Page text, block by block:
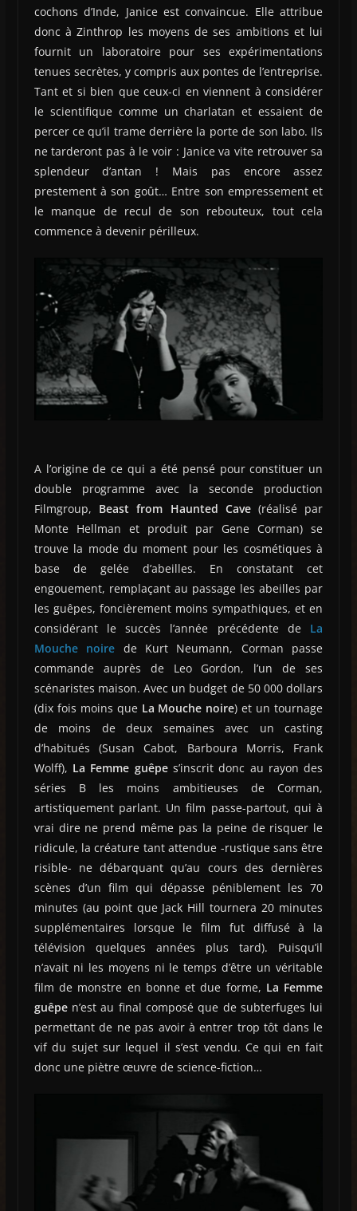
cochons d’Inde, Janice est convaincue. Elle attribue
donc à Zinthrop les moyens de ses ambitions et lui
fournit un laboratoire pour ses expérimentations
tenues secrètes, y compris aux pontes de l’entreprise.
Tant et si bien que ceux-ci en viennent à considérer
le scientifique comme un charlatan et essaient de
percer ce qu’il trame derrière la porte de son labo. Ils
ne tarderont pas à le voir : Janice va vite retrouver sa
splendeur d’antan ! Mais pas encore assez
prestement à son goût… Entre son empressement et
le manque de recul de son rebouteux, tout cela
commence à devenir périlleux.
A l’origine de ce qui a été pensé pour constituer un
double programme avec la seconde production
Filmgroup, Beast from Haunted Cave(réalisé par
Monte Hellman et produit par Gene Corman) se
trouve la mode du moment pour les cosmétiques à
base de gelée d’abeilles. En constatant cet
engouement, remplaçant au passage les abeilles par
les guêpes, foncièrement moins sympathiques, et en
considérant le succès l’année précédente de La
Mouche noire de Kurt Neumann, Corman passe
commande auprès de Leo Gordon, l’un de ses
scénaristes maison. Avec un budget de 50 000 dollars
(dix fois moins que La Mouche noire) et un tournage
de moins de deux semaines avec un casting
d’habitués (Susan Cabot, Barboura Morris, Frank
Wolff), La Femme guêpes’inscrit donc au rayon des
séries B les moins ambitieuses de Corman,
artistiquement parlant. Un film passe-partout, qui à
vrai dire ne prend même pas la peine de risquer le
ridicule, la créature tant attendue -rustique sans être
risible- ne débarquant qu’au cours des dernières
scènes d’un film qui dépasse péniblement les 70
minutes (au point que Jack Hill tournera 20 minutes
supplémentaires lorsque le film fut diffusé à la
télévision quelques années plus tard). Puisqu’il
n’avait ni les moyens ni le temps d’être un véritable
film de monstre en bonne et due forme, La Femme
guêpen’est au final composé que de subterfuges lui
permettant de ne pas avoir à entrer trop tôt dans le
vif du sujet sur lequel il s’est vendu. Ce qui en fait
donc une piètre œuvre de science-fiction…